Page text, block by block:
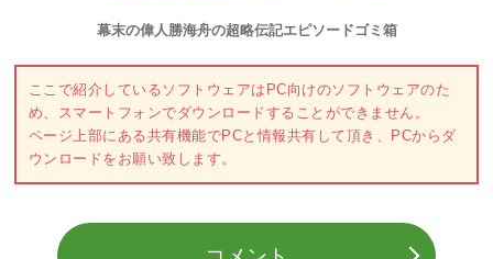
幕末の偉人勝海舟の超略伝記エピソードゴミ箱
ここで紹介しているソフトウェアはPC向けのソフトウェアのた
め、スマートフォンでダウンロードすることができません。
ページ上部にある共有機能でPCと情報共有して頂き、PCからダ
ウンロードをお願い致します。